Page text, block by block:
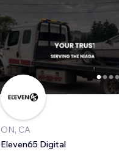
ON, CA
Eleven65 Digital